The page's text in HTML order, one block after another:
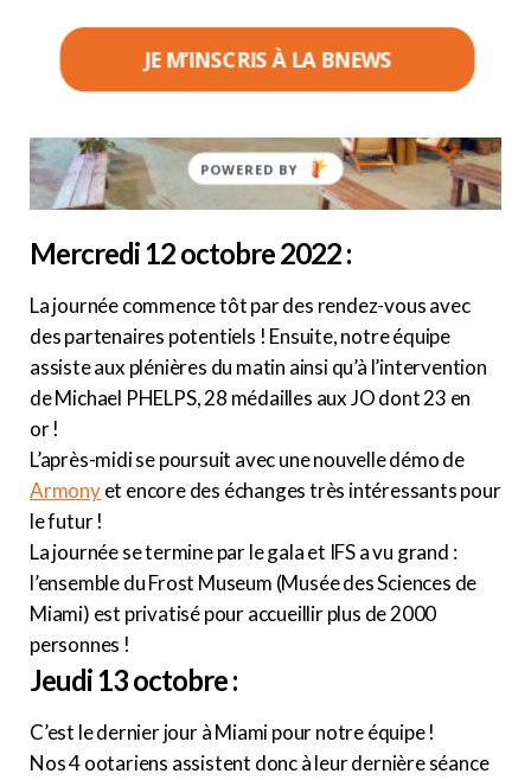
Mercredi 12 octobre 2022 :
La journée commence tôt par des rendez-vous avec
des partenaires potentiels ! Ensuite, notre équipe
assiste aux plénières du matin ainsi qu’à l’intervention
de Michael PHELPS, 28 médailles aux JO dont 23 en
or !
L’après-midi se poursuit avec une nouvelle démo de
Armonyet encore des échanges très intéressants pour
le futur !
La journée se termine par le gala et IFS a vu grand :
l’ensemble du Frost Museum (Musée des Sciences de
Miami) est privatisé pour accueillir plus de 2000
personnes !
Jeudi 13 octobre :
C’est le dernier jour à Miami pour notre équipe !
Nos 4 ootariens assistent donc à leur dernière séance
JE M’INSCRIS À LA BNEWS
POWERED